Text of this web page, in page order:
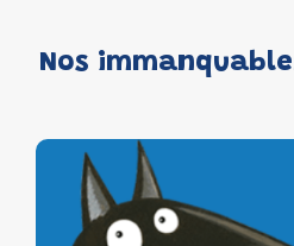
Nos